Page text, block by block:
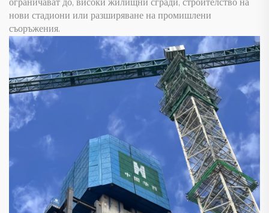
ограничават до, високи жилищни сгради, строителство на
нови стадиони или разширяване на промишлени
съоръжения.